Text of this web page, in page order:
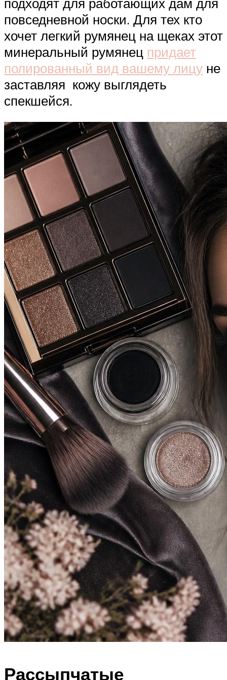
подходят для работающих дам для
повседневной носки. Для тех кто
хочет легкий румянец на щеках этот
минеральный румянец придает
полированный вид вашему лицу не
заставляя кожу выглядеть
спекшейся.
Рассыпчатые